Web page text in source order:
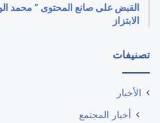
القبض على صانع المحتوى ” محمد
الابتزاز
تصنيفات
الأخبار
أخبار المجتمع